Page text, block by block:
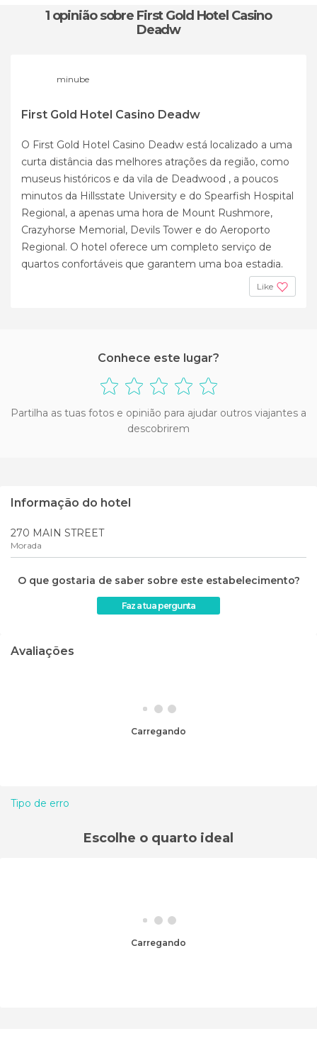
1 opiniãosobre First Gold Hotel Casino
Deadw
minube
First Gold Hotel Casino Deadw
O First Gold Hotel Casino Deadw está localizado a uma
curta distância das melhores atrações da região, como
museus históricos e da vila de Deadwood , a poucos
minutos da Hillsstate University e do Spearfish Hospital
Regional, a apenas uma hora de Mount Rushmore,
Crazyhorse Memorial, Devils Tower e do Aeroporto
Regional. O hotel oferece um completo serviço de
quartos confortáveis ​​que garantem uma boa estadia.
Like
Conhece este lugar?
Partilha as tuas fotos e opinião para ajudar outros viajantes a
descobrirem
Informação do hotel
270 MAIN STREET
Morada
O que gostaria de saber sobre este estabelecimento?
Faz a tua pergunta
Avaliações
Carregando
Tipo de erro
Escolhe o quarto ideal
Carregando